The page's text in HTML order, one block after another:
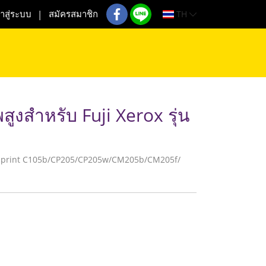
สู่ระบบ สมัครสมาชิก TH
งสำหรับ Fuji Xerox รุ่น
C105b/CP205/CP205w/CM205b/CM205f/